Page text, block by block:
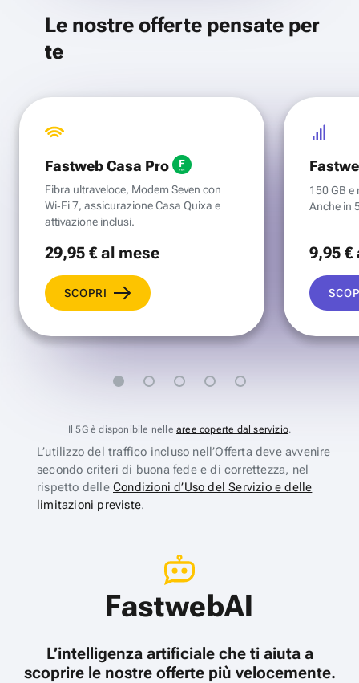
Le nostre offerte pensate per
te
Fastweb Casa Pro
Fibra ultraveloce, Modem Seven con
Wi‑Fi 7, assicurazione Casa Quixa e
attivazione inclusi.
29,95 €al mese
SCOPRI
150 GB e
Anche in
9,95 €
Il 5G è disponibile nelle aree coperte dal servizio.
L’utilizzo del traffico incluso nell’Offerta deve avvenire
secondo criteri di buona fede e di correttezza, nel
rispetto delle Condizioni d’Uso del Servizio e delle
limitazioni previste.
FastwebAI
L’intelligenza artificiale che ti aiuta a
scoprire le nostre offerte più velocemente.